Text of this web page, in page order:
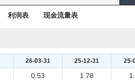
利润表 现金流量表
26-03-31 25-12-31 25-
0.53 1.78